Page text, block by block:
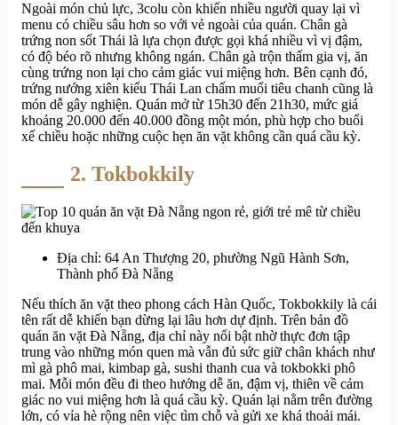
Ngoài món chủ lực, 3colu còn khiến nhiều người quay lại vì
menu có chiều sâu hơn so với vẻ ngoài của quán. Chân gà
trứng non sốt Thái là lựa chọn được gọi khá nhiều vì vị đậm,
có độ béo rõ nhưng không ngán. Chân gà trộn thấm gia vị, ăn
cùng trứng non lại cho cảm giác vui miệng hơn. Bên cạnh đó,
trứng nướng xiên kiểu Thái Lan chấm muối tiêu chanh cũng là
món dễ gây nghiện. Quán mở từ 15h30 đến 21h30, mức giá
khoảng 20.000 đến 40.000 đồng một món, phù hợp cho buổi
xế chiều hoặc những cuộc hẹn ăn vặt không cần quá cầu kỳ.
2. Tokbokkily
Địa chỉ: 64 An Thượng 20, phường Ngũ Hành Sơn,
Thành phố Đà Nẵng
Nếu thích ăn vặt theo phong cách Hàn Quốc, Tokbokkily là cái
tên rất dễ khiến bạn dừng lại lâu hơn dự định. Trên bản đồ
quán ăn vặt Đà Nẵng, địa chỉ này nổi bật nhờ thực đơn tập
trung vào những món quen mà vẫn đủ sức giữ chân khách như
mì gà phô mai, kimbap gà, sushi thanh cua và tokbokki phô
mai. Mỗi món đều đi theo hướng dễ ăn, đậm vị, thiên về cảm
giác no vui miệng hơn là quá cầu kỳ. Quán lại nằm trên đường
lớn, có vỉa hè rộng nên việc tìm chỗ và gửi xe khá thoải mái.